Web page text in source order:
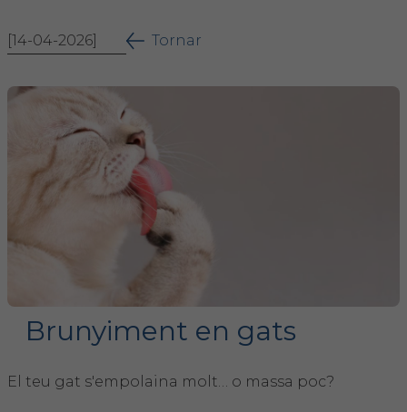
Borsa de treball
FORMACIÓ
Formació COVIB
Formacions d'altres entitats
Certificats de formacions COVIB
Notícies
Revista Col·legial
[14-04-2026] Tornar
Brunyiment en gats
El teu gat s'empolaina molt… o massa poc?